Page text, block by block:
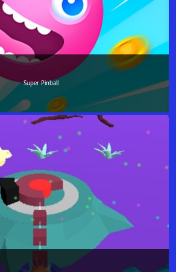
Super Pinball